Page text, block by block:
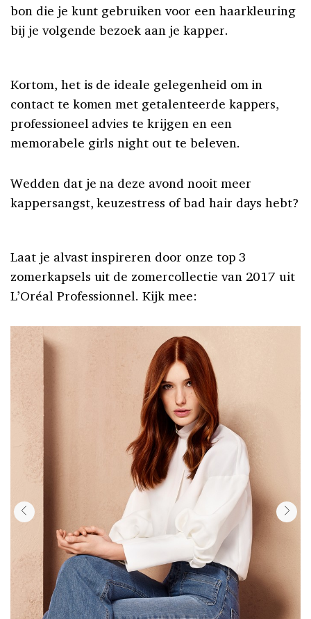
bon die je kunt gebruiken voor een haarkleuring
bij je volgende bezoek aan je kapper.
Kortom, het is de ideale gelegenheid om in
contact te komen met getalenteerde kappers,
professioneel advies te krijgen en een
memorabele girls night out te beleven.
Wedden dat je na deze avond nooit meer
kappersangst, keuzestress of bad hair days hebt?
Laat je alvast inspireren door onze top 3
zomerkapsels uit de zomercollectie van 2017 uit
L’Oréal Professionnel. Kijk mee: